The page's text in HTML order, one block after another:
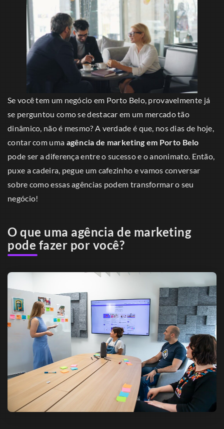
Se você tem um negócio em Porto Belo, provavelmente já
se perguntou como se destacar em um mercado tão
dinâmico, não é mesmo? A verdade é que, nos dias de hoje,
contar com uma agência de marketing em Porto Belo
pode ser a diferença entre o sucesso e o anonimato. Então,
puxe a cadeira, pegue um cafezinho e vamos conversar
sobre como essas agências podem transformar o seu
negócio!
O que uma agência de marketing
pode fazer por você?